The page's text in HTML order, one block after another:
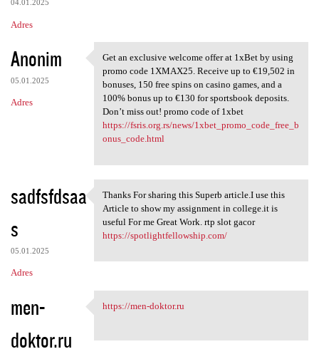
04.01.2025
Adres
Anonim
05.01.2025
Adres
Get an exclusive welcome
Get an exclusive welcome offer at 1xBet by using
promo code 1XMAX25. Receive up to €19,502 in
bonuses, 150 free spins on casino games, and a
100% bonus up to €130 for sportsbook deposits.
Don’t miss out! promo code of 1xbet
https://fsris.org.rs/news/1xbet_promo_code_free_b
onus_code.html
sadfsfdsaa
s
05.01.2025
Adres
Thanks For sharing this
Thanks For sharing this Superb article.I use this
Article to show my assignment in college.it is
useful For me Great Work. rtp slot gacor
https://spotlightfellowship.com/
men-
doktor.ru
https://men-doktor.ru
https://men-doktor.ru